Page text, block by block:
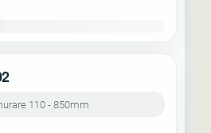
110 - 850mm